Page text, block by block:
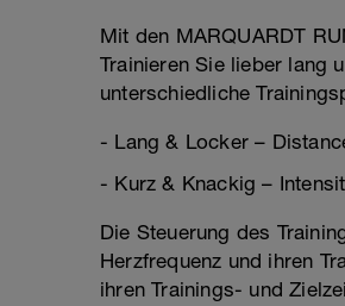
Mit den MARQUARDT
Trainieren Sie lieber lang
unterschiedliche
- Lang & Locker –
- Kurz & Knackig –
Die Steuerung des
Herzfrequenz und ihren
ihren Trainings- und